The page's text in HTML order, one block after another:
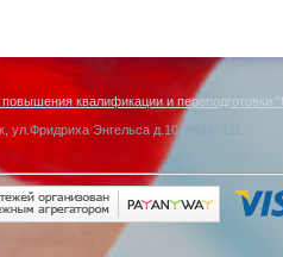
квалификации и переподготовки
ул.Фридриха Энгельса д.10, офис 211